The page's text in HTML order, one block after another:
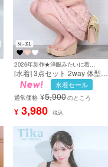
2026年新作★洋服みたいに着こなせる甘々水着♡
[水着] 3点セット 2way 体型カ
バー ビスチェ タンキニ リボ
ン スカートタイプ 洋服みたい
な ガーリー レース ピンク L
サイズあり 大きいサイズ ビキ
ニ (若林萌々着用) [tk-
水着セール
通常価格 ¥5,900のところ
¥ 3,980 税込